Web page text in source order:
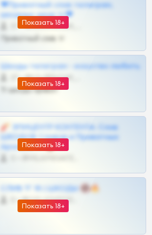
Показать 18+
❤Приватный слив телеграм,
шкодных шкур тг❤
57 •
Приватный слив тг
Показать 18+
Шкоды телеграм - искуство любить
27 •
Тг шкоды приват
Показать 18+
🧨 ЭПИЦЕНТР КОНТЕНТА: Слив
ШКОДОВ Сливов и Приватных
Архивов ТГ 🔞💎
Показать 18+
СЛИВ ТГ 18 | ШКОДЫ 🔞🔥
0 •